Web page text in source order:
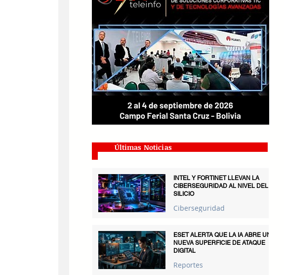
Últimas Noticias
INTEL Y FORTINET LLEVAN LA
CIBERSEGURIDAD AL NIVEL DEL
SILICIO
Ciberseguridad
ESET ALERTA QUE LA IA ABRE UNA
NUEVA SUPERFICIE DE ATAQUE
DIGITAL
Reportes